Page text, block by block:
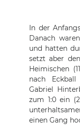
In der
Danach
und hatten
setzt aber
Heimischen
nach
Gabriel
zum 1:0 ein
einen Gang